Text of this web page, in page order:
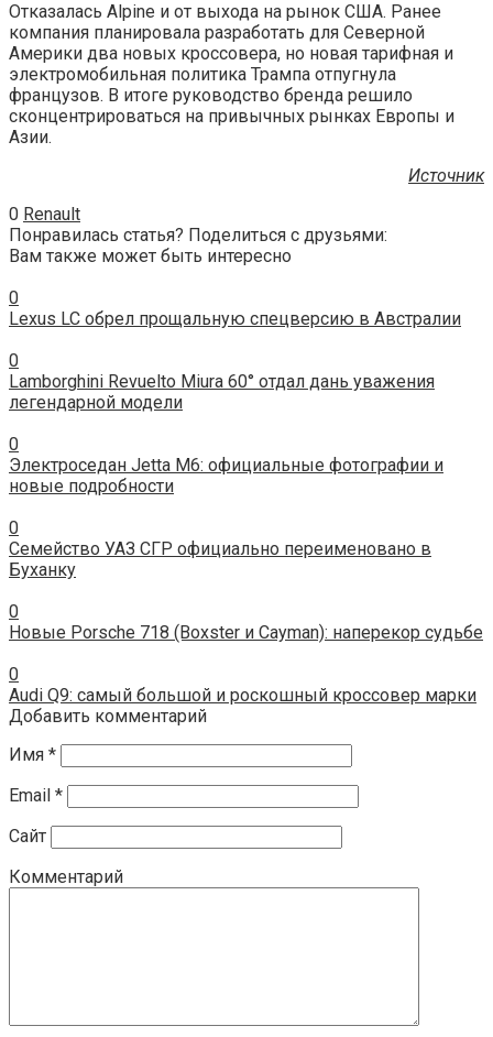
Отказалась Alpine и от выхода на рынок США. Ранее
компания планировала разработать для Северной
Америки два новых кроссовера, но новая тарифная и
электромобильная политика Трампа отпугнула
французов. В итоге руководство бренда решило
сконцентрироваться на привычных рынках Европы и
Азии.
Источник
0 Renault
Понравилась статья? Поделиться с друзьями:
Вам также может быть интересно
0
Lexus LC обрел прощальную спецверсию в Австралии
0
Lamborghini Revuelto Miura 60° отдал дань уважения
легендарной модели
0
Электроседан Jetta M6: официальные фотографии и
новые подробности
0
Семейство УАЗ СГР официально переименовано в
Буханку
0
Новые Porsche 718 (Boxster и Cayman): наперекор судьбе
0
Audi Q9: самый большой и роскошный кроссовер марки
Добавить комментарий
Имя *
Email *
Сайт
Комментарий